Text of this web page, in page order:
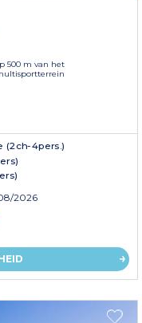
500 m van het
(2ch-4pers.)
2026